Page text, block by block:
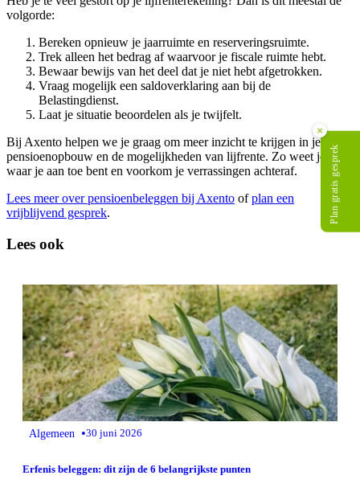
volgorde:
Bereken opnieuw je jaarruimte en reserveringsruimte.
Trek alleen het bedrag af waarvoor je fiscale ruimte hebt.
Bewaar bewijs van het deel dat je niet hebt afgetrokken.
Vraag mogelijk een saldoverklaring aan bij de
Belastingdienst.
Laat je situatie beoordelen als je twijfelt.
Bij Axento helpen we je graag om meer inzicht te krijgen in je
pensioenopbouw en de mogelijkheden van lijfrente. Zo weet je beter
waar je aan toe bent en voorkom je verrassingen achteraf.
Lees meer over pensioenbeleggen bij Axento ofplan een
vrijblijvend gesprek.
Lees ook
Algemeen •30 juni 2026
Erfenis beleggen: dit zijn de 6 belangrijkste punten
×
Plan gratis gesprek